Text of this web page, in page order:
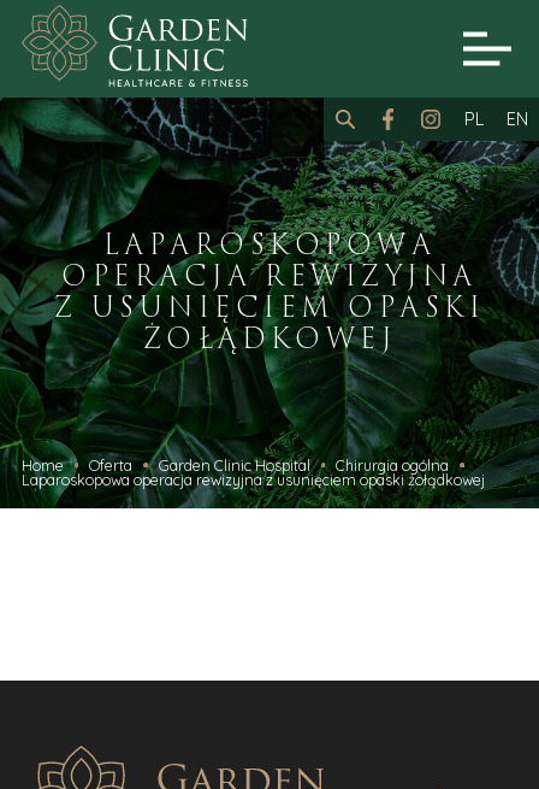
PL EN
LAPAROSKOPOWA
OPERACJA REWIZYJNA
Z USUNIĘCIEM OPASKI
ŻOŁĄDKOWEJ
Home Oferta Garden Clinic Hospital Chirurgia ogólna
Laparoskopowa operacja rewizyjna z usunięciem opaski żołądkowej